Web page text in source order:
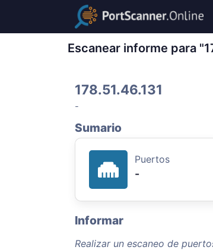
Escanear informe para
178.51.46.131
-
Sumario
Puertos
-
Informar
Realizar un escaneo de